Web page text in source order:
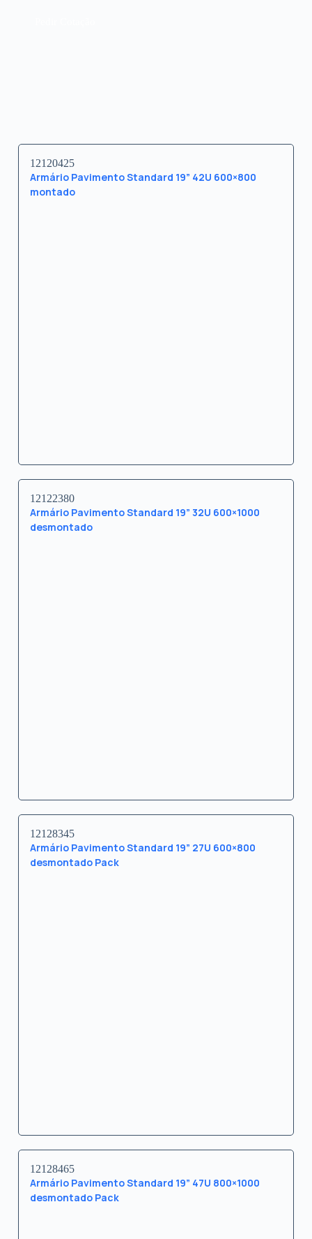
12120425
Armário Pavimento Standard 19” 42U 600×800
montado
12122380
Armário Pavimento Standard 19” 32U 600×1000
desmontado
12128345
Armário Pavimento Standard 19” 27U 600×800
desmontado Pack
12128465
Armário Pavimento Standard 19” 47U 800×1000
desmontado Pack